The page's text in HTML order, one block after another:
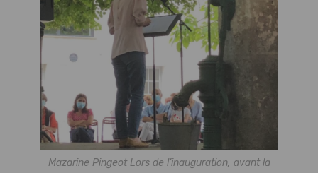
Mazarine Pingeot Lors de l’inauguration, avant la